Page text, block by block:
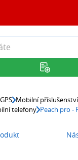
Mobilní příslušenství
telefony Peach pro -